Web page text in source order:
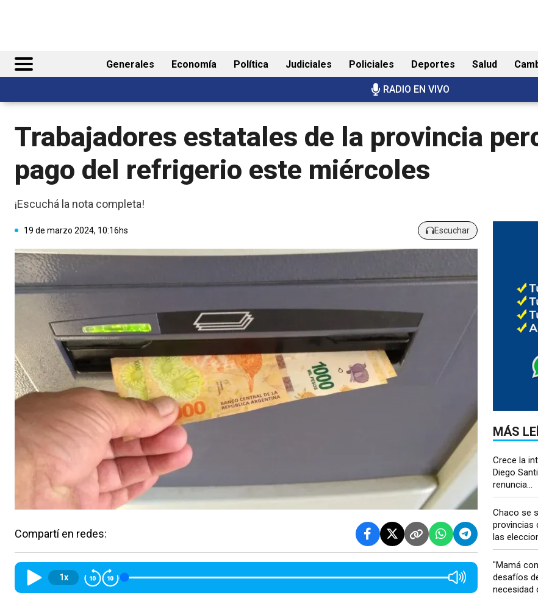
Generales Economía Política Judiciales Policiales Deportes Salud
RADIO EN VIVO
Trabajadores estatales de la provincia
pago del refrigerio este miércoles
¡Escuchá la nota completa!
19 de marzo 2024, 10:16hs Escuchar
Compartí en redes:
1x
MÁS
Crece la
Diego
renuncia...
Chaco se
provincias
las
"Mamá
desafíos
necesidad